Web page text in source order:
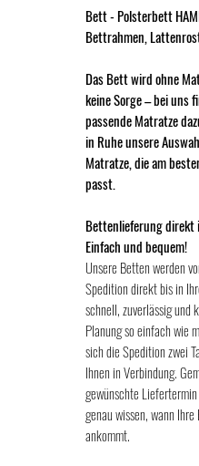
Bett - Polsterbett
Bettrahmen,
Das Bett wird ohne
keine Sorge – bei uns
passende Matratze
in Ruhe unsere
Matratze, die am
passt.
Bettenlieferung direkt
Einfach und bequem!
Unsere Betten werden
Spedition direkt bis in
schnell, zuverlässig und
Planung so einfach wie
sich die Spedition zwei
Ihnen in Verbindung.
gewünschte
genau wissen, wann
ankommt.